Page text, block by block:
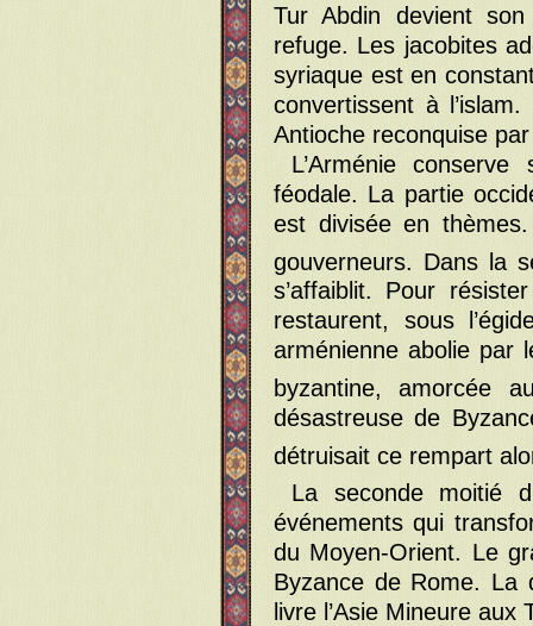
Tur Abdin devient
refuge. Les jacobites
syriaque est en
convertissent à
Antioche reconquise
L’Arménie
féodale. La partie
est divisée en
gouverneurs. Dans la
s’affaiblit. Pour
restaurent, sous
arménienne abolie par
byzantine, amorcée
désastreuse de
détruisait ce rempart
La seconde moitié
événements qui
du Moyen-Orient. Le
Byzance de Rome. La
livre l’Asie Mineure